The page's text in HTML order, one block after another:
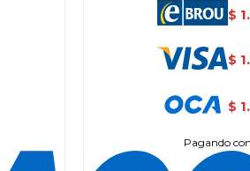
$
$
$
Pagando con